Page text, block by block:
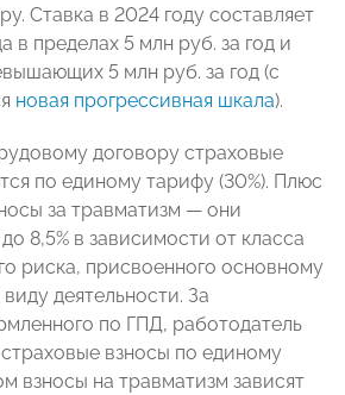
Ставка в 2024 году составляет
в пределах 5 млн руб. за год и
5 млн руб. за год (с
новая прогрессивная шкала).
договору страховые
по единому тарифу (30%). Плюс
за травматизм — они
8,5% в зависимости от класса
риска, присвоенного основному
деятельности. За
по ГПД, работодатель
взносы по единому
взносы на травматизм зависят